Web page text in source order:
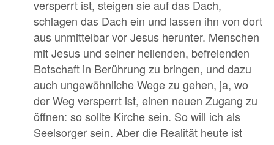
versperrt ist, steigen sie auf das Dach,
schlagen das Dach ein und lassen ihn von dort
aus unmittelbar vor Jesus herunter. Menschen
mit Jesus und seiner heilenden, befreienden
Botschaft in Berührung zu bringen, und dazu
auch ungewöhnliche Wege zu gehen, ja, wo
der Weg versperrt ist, einen neuen Zugang zu
öffnen: so sollte Kirche sein. So will ich als
Seelsorger sein. Aber die Realität heute ist